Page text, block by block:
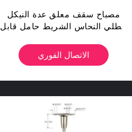
مصباح سقف معلق عدة النيكل
مطلي النحاس الشريط حامل قابل
الاتصال الفوري